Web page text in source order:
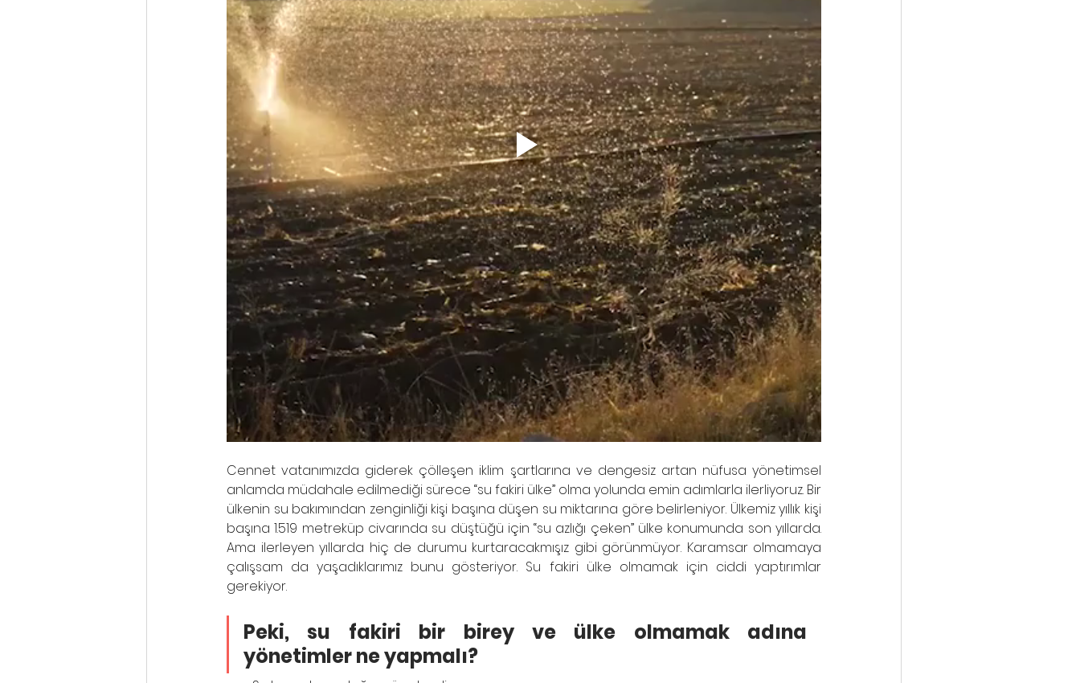
Cennet vatanımızda giderek çölleşen iklim şartlarına ve dengesiz artan nüfusa yönetimsel
anlamda müdahale edilmediği sürece “su fakiri ülke” olma yolunda emin adımlarla ilerliyoruz. Bir
ülkenin su bakımından zenginliği kişi başına düşen su miktarına göre belirleniyor. Ülkemiz yıllık kişi
başına 1.519 metreküp civarında su düştüğü için “su azlığı çeken” ülke konumunda son yıllarda.
Ama ilerleyen yıllarda hiç de durumu kurtaracakmışız gibi görünmüyor. Karamsar olmamaya
çalışsam da yaşadıklarımız bunu gösteriyor. Su fakiri ülke olmamak için ciddi yaptırımlar
gerekiyor.
Peki, su fakiri bir birey ve ülke olmamak adına
yönetimler ne yapmalı?